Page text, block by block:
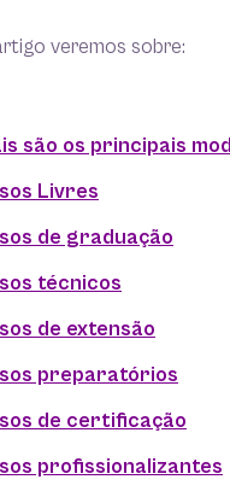
veremos sobre:
são os principais
Livres
de graduação
técnicos
de extensão
preparatórios
de certificação
profissionalizantes